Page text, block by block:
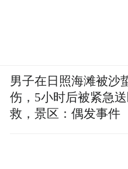
男子在日照海滩被沙
伤，5小时后被紧急
救，景区：偶发事件